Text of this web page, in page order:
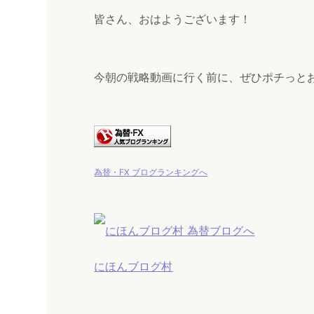
皆さん、おはようございます！
今朝の戦略動画に行く前に、ぜひポチっと
為替・FX ブログランキングへ
にほんブログ村